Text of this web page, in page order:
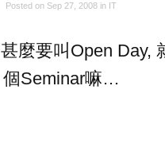
Posted on Sep 27, 2008 in IT
麼要叫Open Day,
個Seminar嘛…